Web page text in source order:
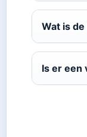
Wat is
Is er een